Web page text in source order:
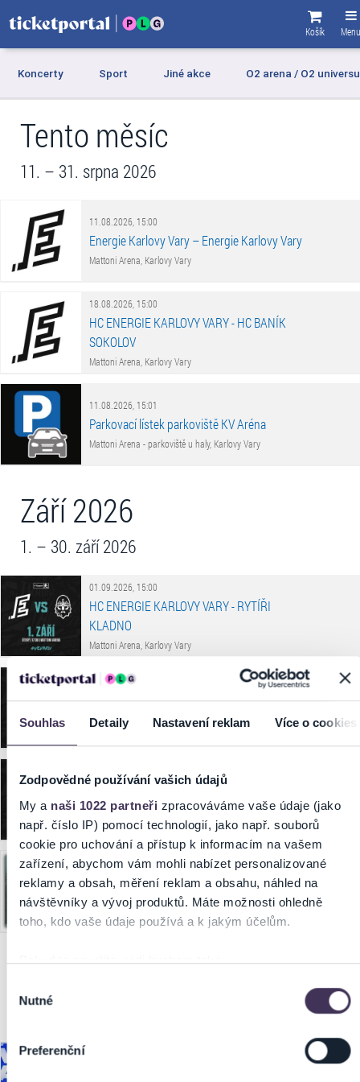
Souhlas Detaily Nastavení reklam Více o cookies
Zodpovědné používání vašich údajů
My a naši 1022 partneři zpracováváme vaše údaje (jako
např. číslo IP) pomocí technologií, jako např. souborů
cookie pro uchování a přístup k informacím na vašem
zařízení, abychom vám mohli nabízet personalizované
reklamy a obsah, měření reklam a obsahu, náhled na
návštěvníky a vývoj produktů. Máte možnosti ohledně
toho, kdo vaše údaje používá a k jakým účelům.
Pokud to povolíte, rádi bychom také:
které mohou být přesné na několik metrů
skenování pro konkrétní charakteristiky (otisk prstu)
Zjistěte více o tom, jak zpracováváme vaše osobní údaje,
souhlasu
Nutné
Preferenční
Menu
Košík
Koncerty Sport Jiné akce O2 arena / O2
Tento měsíc
11. – 31. srpna 2026
11.08.2026, 15:00
Energie Karlovy Vary – Energie Karlovy Vary
Mattoni Arena, Karlovy Vary
18.08.2026, 15:00
HC ENERGIE KARLOVY VARY - HC BANÍK
SOKOLOV
Mattoni Arena, Karlovy Vary
11.08.2026, 15:01
Parkovací lístek parkoviště KV Aréna
Mattoni Arena - parkoviště u haly, Karlovy Vary
Září 2026
1. – 30. září 2026
01.09.2026, 15:00
HC ENERGIE KARLOVY VARY - RYTÍŘI
KLADNO
Mattoni Arena, Karlovy Vary
03.09.2026, 15:00
HC ENERGIE KARLOVY VARY - HC VERVA
LITVÍNOV
HC ENERGIE KARLOVY VARY - HC SPARTA
PRAHA
Mattoni Arena, Karlovy Vary
29.09.2026, 18:00
Kabát Turné 2026
Mattoni Arena, Karlovy Vary
Říjen 2026
1. – 31. října 2026